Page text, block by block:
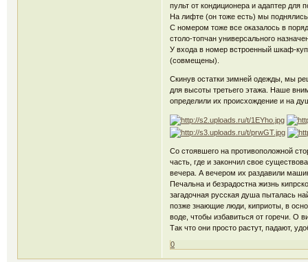
пульт от кондиционера и адаптер для
На лифте (он тоже есть) мы
С номером тоже все оказалось в
столо-топчан универсального
У входа в номер встроенный шкаф-
(совмещены).
Скинув остатки зимней одежды, мы
для высоты третьего этажа. Наше
определили их происхождение и на
Со стоявшего на противоположной
часть, где и закончил свое
вечера. А вечером их раздавили
Печальна и безрадостна жизнь
загадочная русская душа пыталась
позже знающие люди, киприоты, в
воде, чтобы избавиться от горечи. О
Так что они просто растут, падают,
0